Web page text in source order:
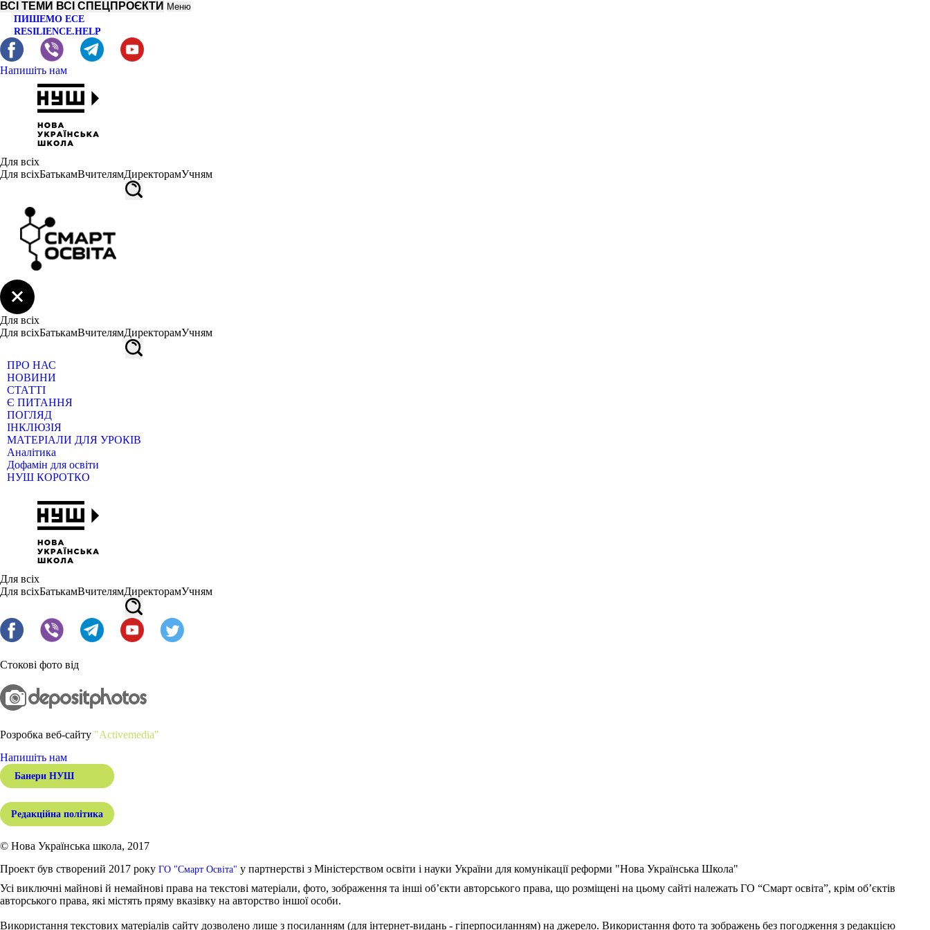
ВСІ ТЕМИ ВСІ СПЕЦПРОЄКТИ Меню
ПИШЕМО ЕСЕ
RESILIENCE.HELP
Напишіть нам
Для всіх
Для всіхБатькамВчителямДиректорамУчням
Для всіх
Для всіхБатькамВчителямДиректорамУчням
ПРО НАС
НОВИНИ
СТАТТІ
Є ПИТАННЯ
ПОГЛЯД
ІНКЛЮЗІЯ
МАТЕРІАЛИ ДЛЯ УРОКІВ
Аналітика
Дофамін для освіти
НУШ КОРОТКО
Для всіх
Для всіхБатькамВчителямДиректорамУчням
Стокові фото від
Розробка веб-сайту "Activemedia"
Напишіть нам
Банери НУШ
Редакційна політика
© Нова Українська школа, 2017
Проект був створений 2017 року ГО "Смарт Освіта" у партнерстві з Міністерством освіти і науки України для комунікації реформи "Нова Українська Школа"
Усі виключні майнові й немайнові права на текстові матеріали, фото, зображення та інші об’єкти авторського права, що розміщені на цьому сайті належать ГО “Смарт освіта”, крім об’єктів
авторського права, які містять пряму вказівку на авторство іншої особи.
Використання текстових матеріалів сайту дозволено лише з посиланням (для інтернет-видань - гіперпосиланням) на джерело. Використання фото та зображень без погодження з редакцією